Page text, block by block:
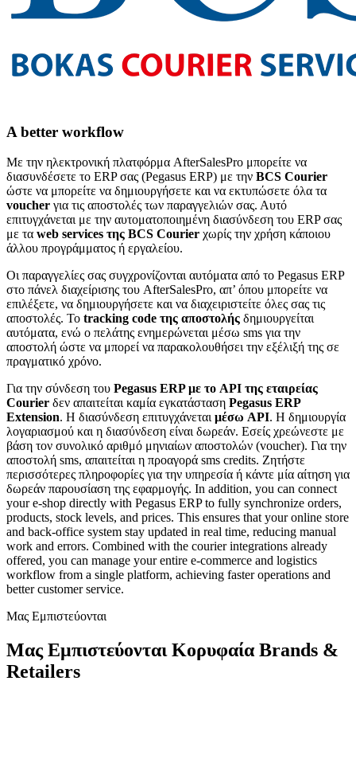
A better workflow
Με την ηλεκτρονική πλατφόρμα AfterSalesPro μπορείτε να
διασυνδέσετε το ERP σας (Pegasus ERP) με την BCS Courier
ώστε να μπορείτε να δημιουργήσετε και να εκτυπώσετε όλα τα
voucher για τις αποστολές των παραγγελιών σας. Αυτό
επιτυγχάνεται με την αυτοματοποιημένη διασύνδεση του ERP σας
με τα web services της BCS Courier χωρίς την χρήση κάποιου
άλλου προγράμματος ή εργαλείου.
Οι παραγγελίες σας συγχρονίζονται αυτόματα από το Pegasus ERP
στο πάνελ διαχείρισης του AfterSalesPro, απ’ όπου μπορείτε να
επιλέξετε, να δημιουργήσετε και να διαχειριστείτε όλες σας τις
αποστολές. Το tracking code της αποστολής δημιουργείται
αυτόματα, ενώ ο πελάτης ενημερώνεται μέσω sms για την
αποστολή ώστε να μπορεί να παρακολουθήσει την εξέλιξή της σε
πραγματικό χρόνο.
Για την σύνδεση του Pegasus ERP με το API της εταιρείας
Courier δεν απαιτείται καμία εγκατάσταση Pegasus ERP
Extension. H διασύνδεση επιτυγχάνεται μέσω API. Η δημιουργία
λογαριασμού και η διασύνδεση είναι δωρεάν. Εσείς χρεώνεστε με
βάση τον συνολικό αριθμό μηνιαίων αποστολών (voucher). Για την
αποστολή sms, απαιτείται η προαγορά sms credits. Ζητήστε
περισσότερες πληροφορίες για την υπηρεσία ή κάντε μία αίτηση για
δωρεάν παρουσίαση της εφαρμογής. In addition, you can connect
your e-shop directly with Pegasus ERP to fully synchronize orders,
products, stock levels, and prices. This ensures that your online store
and back-office system stay updated in real time, reducing manual
work and errors. Combined with the courier integrations already
offered, you can manage your entire e-commerce and logistics
workflow from a single platform, achieving faster operations and
better customer service.
Μας Εμπιστεύονται
Μας Εμπιστεύονται Κορυφαία Brands &
Retailers